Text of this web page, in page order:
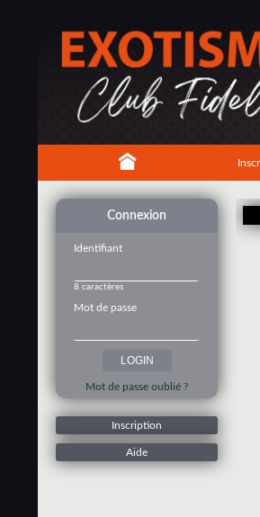
Connexion
Identifiant
8 caractères
Mot de passe
Mot de passe oublié ?
Inscription
Aide